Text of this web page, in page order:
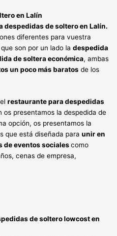
en Lalín
despedidas de soltero en Lalín.
diferentes para vuestra
que son por un lado la despedida
de soltera económica, ambas
un poco más baratos de los
restaurante para despedidas
os presentamos la despedida de
opción, os presentamos la
que está diseñada para unir en
de eventos socialescomo
cenas de empresa,
de soltero lowcost en